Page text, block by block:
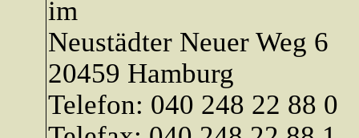
im
Neustädter Neuer Weg 6
20459 Hamburg
Telefon: 040 248 22 88 0